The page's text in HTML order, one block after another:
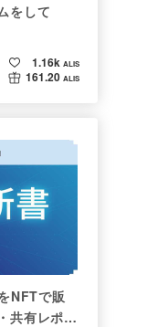
をして
1.16k ALIS
161.20 ALIS
NFTで販
共有レポー